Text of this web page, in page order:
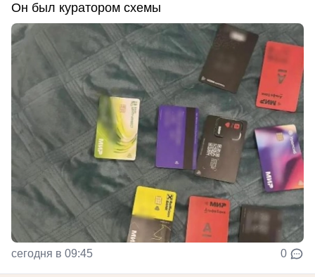
Он был куратором схемы
сегодня в 09:45 0